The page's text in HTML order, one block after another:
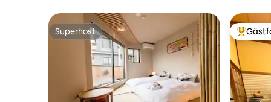
Taisho-
/ direkt
Superhost
Superhost Populär